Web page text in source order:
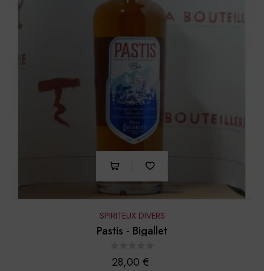
SPIRITEUX DIVERS
Pastis - Bigallet
Prix
28,00 €